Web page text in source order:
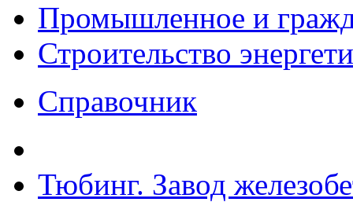
Промышленное и
Строительство
Справочник
Тюбинг. Завод